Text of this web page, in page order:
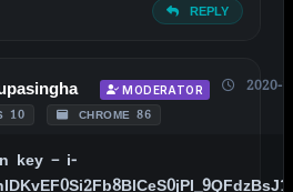
REPLY
MODERATOR
10 CHROME 86
2020-
key – i-